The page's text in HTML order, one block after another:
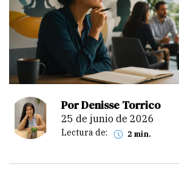
Por Denisse Torrico
25 de junio de 2026
Lectura de: 2 min.